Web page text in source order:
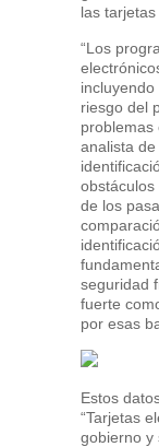
las
“Los
riesgo del
problemas
analista
de los
seguridad
fuerte
por esas
Estos
“Tarjetas
gobierno y